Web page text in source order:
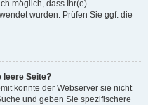
möglich, dass Ihr(e)
wurden. Prüfen Sie ggf. die
leere Seite?
konnte der Webserver sie nicht
und geben Sie spezifischere